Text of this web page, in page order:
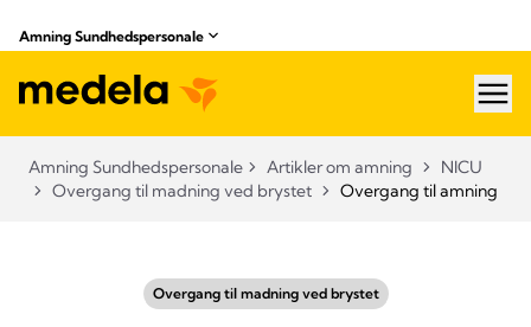
Amning Sundhedspersonale
Amning Sundhedspersonale Artikler om amning
NICU
Overgang til madning ved brystet
Overgang til amning
Overgang til madning ved brystet